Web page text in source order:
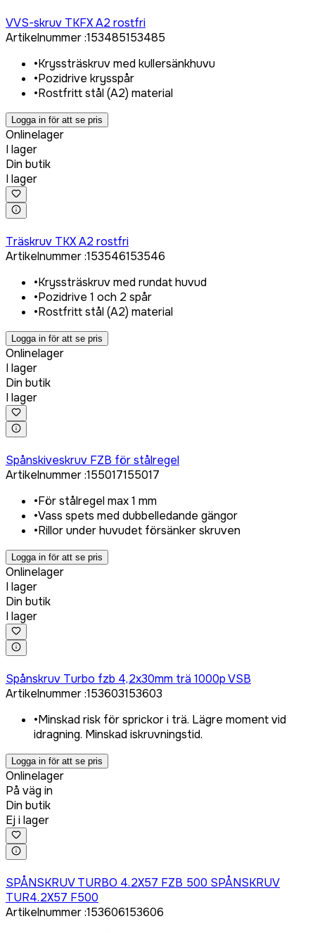
VVS-skruv TKFX A2 rostfri
Artikelnummer:153485153485
•Kryssträskruv med kullersänkhuvu
•Pozidrive krysspår
•Rostfritt stål (A2) material
Logga in för att se pris
Onlinelager
I lager
Din butik
I lager
Träskruv TKX A2 rostfri
Artikelnummer:153546153546
•Kryssträskruv med rundat huvud
•Pozidrive 1 och 2 spår
•Rostfritt stål (A2) material
Logga in för att se pris
Onlinelager
I lager
Din butik
I lager
Spånskiveskruv FZB för stålregel
Artikelnummer:155017155017
•För stålregel max 1 mm
•Vass spets med dubbelledande gängor
•Rillor under huvudet försänker skruven
Logga in för att se pris
Onlinelager
I lager
Din butik
I lager
Spånskruv Turbo fzb 4,2x30mm trä 1000p VSB
Artikelnummer:153603153603
•Minskad risk för sprickor i trä. Lägre moment vid
idragning. Minskad iskruvningstid.
Logga in för att se pris
Onlinelager
På väg in
Din butik
Ej i lager
SPÅNSKRUV TURBO 4.2X57 FZB 500 SPÅNSKRUV
TUR4.2X57 F500
Artikelnummer:153606153606